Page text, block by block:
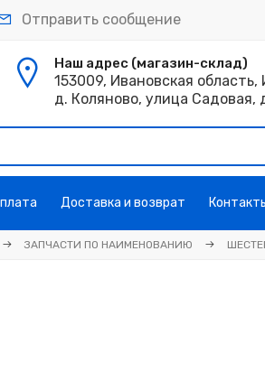
Отправить сообщение
Наш адрес (магазин-склад)
153009, Ивановская
д. Коляново, улица Садовая,
Доставка и возврат
ЗАПЧАСТИ ПО НАИМЕНОВАНИЮ